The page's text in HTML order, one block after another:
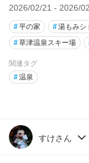
2026/02/21 - 2026/
#平の家 #湯もみシ
#草津温泉スキー場
関連タグ
#温泉
すけさん